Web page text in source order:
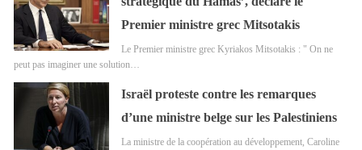
Premier ministre grec Mitsotakis
Le Premier ministre grec Kyriakos Mitsotakis : " On ne
peut pas imaginer une solution…
Israël proteste contre les remarques
d’une ministre belge sur les Palestiniens
La ministre de la coopération au développement, Caroline